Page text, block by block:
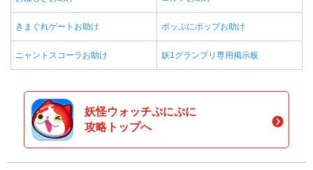
きまぐれゲートお助け ポッぷにポップお助け
ニャントスコーラお助け 妖1グランプリ専用掲示板
妖怪ウォッチぷにぷに
攻略トップへ